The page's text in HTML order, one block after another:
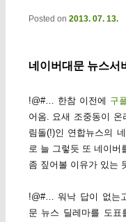
네이버대문 뉴스서
Posted on 2013. 07. 13.
!@#… 한참 이전에 구
어옴. 요새 조중동이 온
림돌(!)인 연합뉴스의
로 늘 그렇듯 또 네이버
좀 짚어볼 이유가 있는
!@#… 워낙 답이 없는
문 뉴스 딜레마를 도표